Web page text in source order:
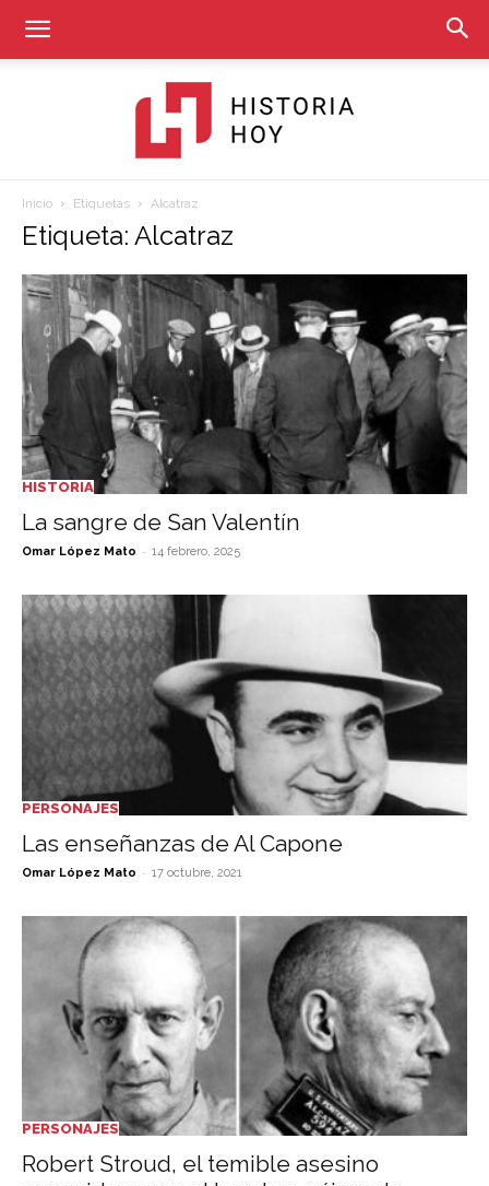
Hoy
Inicio Etiquetas Alcatraz
Etiqueta: Alcatraz
HISTORIA
La sangre de San Valentín
Omar López Mato - 14 febrero, 2025
PERSONAJES
Las enseñanzas de Al Capone
Omar López Mato - 17 octubre, 2021
PERSONAJES
Robert Stroud, el temible asesino